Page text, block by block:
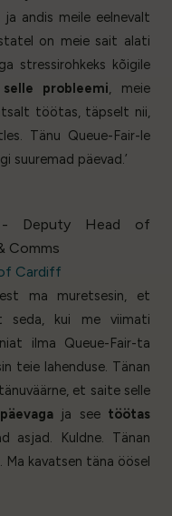
ja andis meile eelnevalt
on meie sait alati
stressirohkeks kõigile
selle probleemi , meie
töötas, täpselt nii,
Tänu Queue-Fair-le
suuremad päevad.’
Deputy Head of
Comms
Cardiff
ma muretsesin, et
seda, kui me viimati
ilma Queue-Fair-ta
teie lahenduse. Tänan
et saite selle
ja see töötas
asjad. Kuldne. Tänan
Ma kavatsen täna öösel